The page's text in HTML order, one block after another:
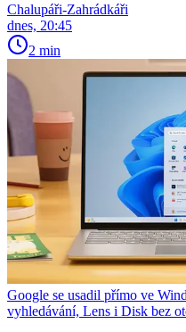
Chalupáři-Zahrádkáři
dnes, 20:45
2 min
Google se usadil přímo ve
vyhledávání, Lens i Disk bez